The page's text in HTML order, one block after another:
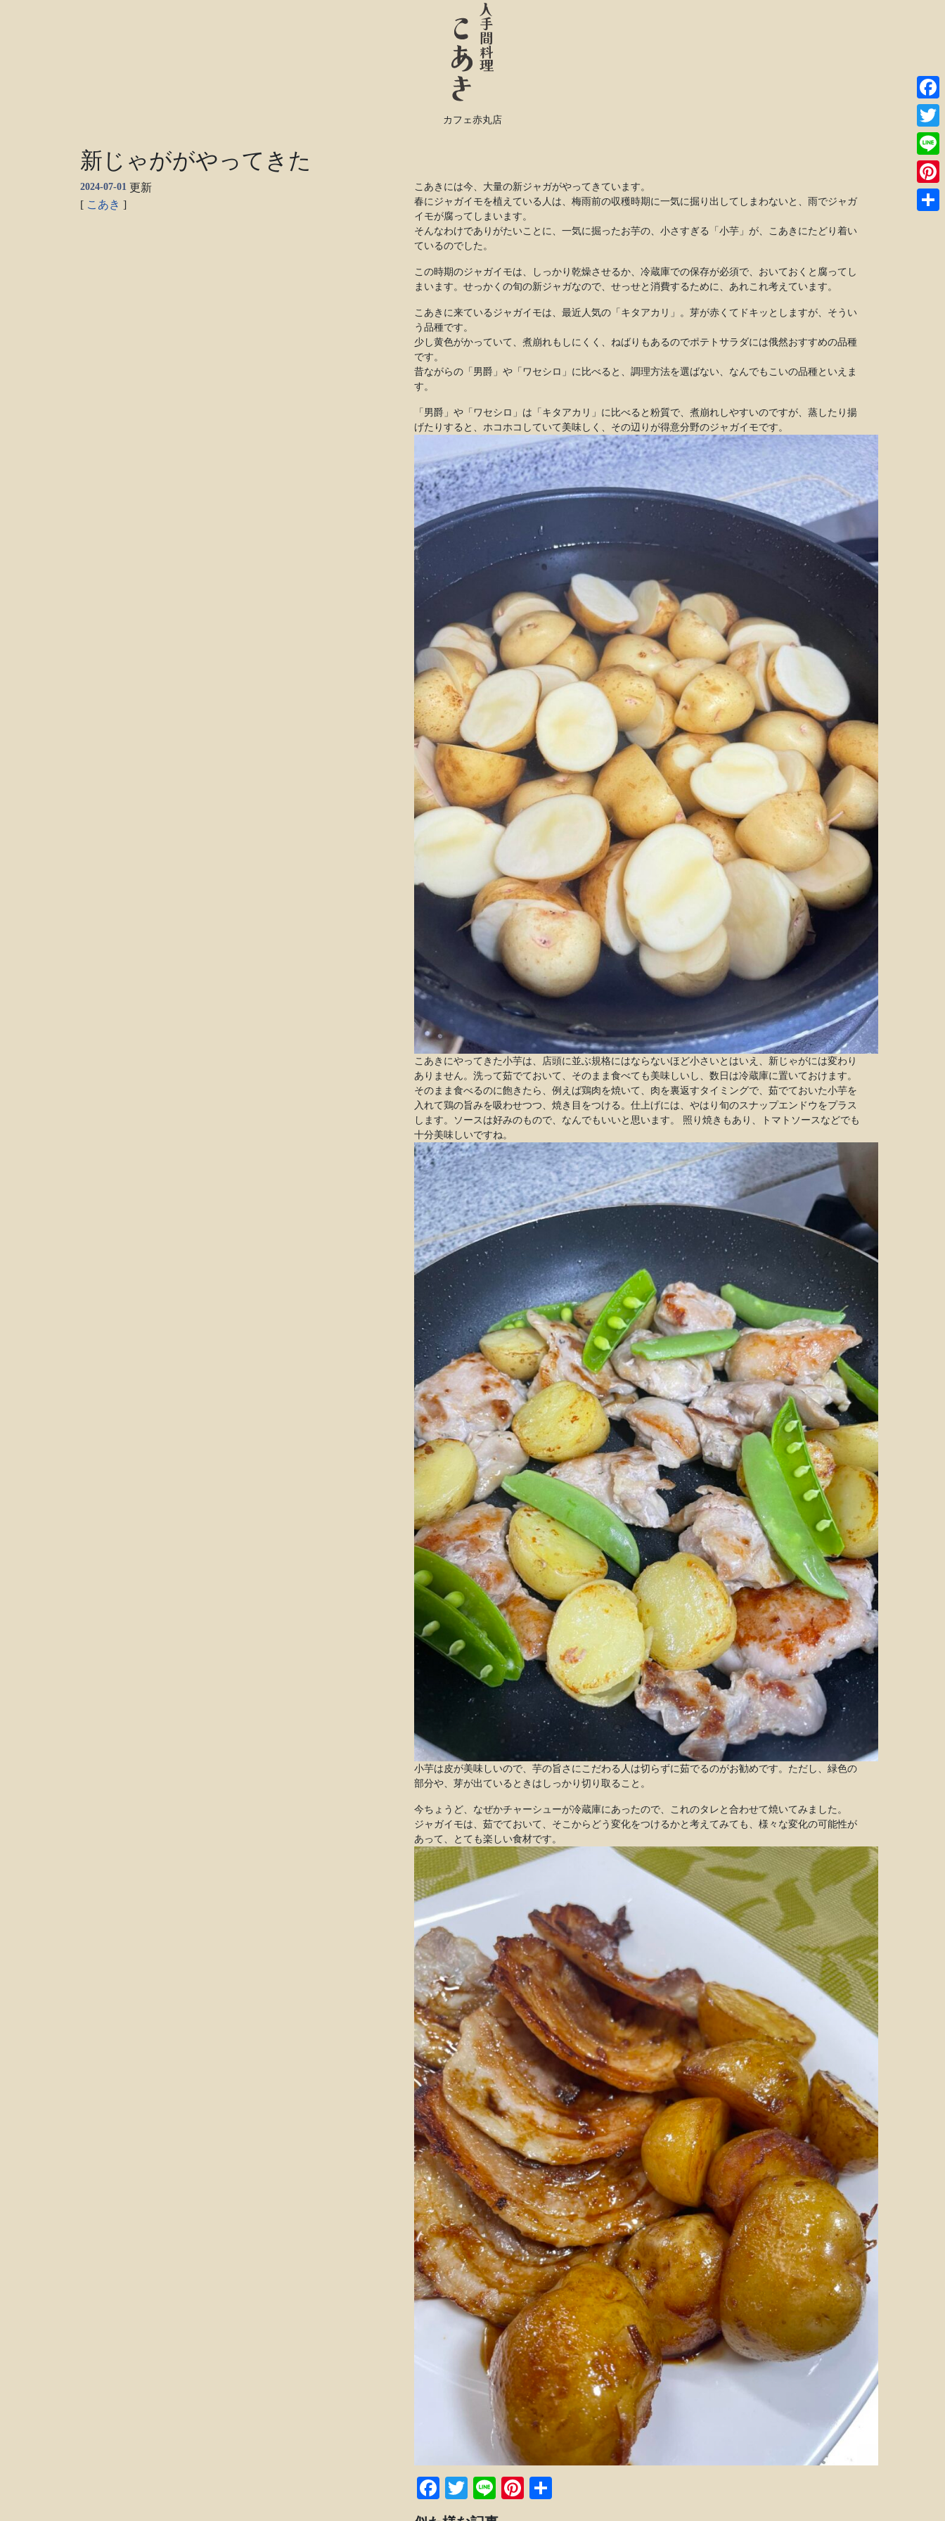
カフェ赤丸店
新じゃががやってきた
2024-07-01 更新
[ こあき ]
こあきには今、大量の新ジャガがやってきています。
春にジャガイモを植えている人は、梅雨前の収穫時期に一気に掘り出してしまわないと、雨でジャガ
イモが腐ってしまいます。
そんなわけでありがたいことに、一気に掘ったお芋の、小さすぎる「小芋」が、こあきにたどり着い
ているのでした。
この時期のジャガイモは、しっかり乾燥させるか、冷蔵庫での保存が必須で、おいておくと腐ってし
まいます。せっかくの旬の新ジャガなので、せっせと消費するために、あれこれ考えています。
こあきに来ているジャガイモは、最近人気の「キタアカリ」。芽が赤くてドキッとしますが、そうい
う品種です。
少し黄色がかっていて、煮崩れもしにくく、ねばりもあるのでポテトサラダには俄然おすすめの品種
です。
昔ながらの「男爵」や「ワセシロ」に比べると、調理方法を選ばない、なんでもこいの品種といえま
す。
「男爵」や「ワセシロ」は「キタアカリ」に比べると粉質で、煮崩れしやすいのですが、蒸したり揚
げたりすると、ホコホコしていて美味しく、その辺りが得意分野のジャガイモです。
こあきにやってきた小芋は、店頭に並ぶ規格にはならないほど小さいとはいえ、新じゃがには変わり
ありません。洗って茹でておいて、そのまま食べても美味しいし、数日は冷蔵庫に置いておけます。
そのまま食べるのに飽きたら、例えば鶏肉を焼いて、肉を裏返すタイミングで、茹でておいた小芋を
入れて鶏の旨みを吸わせつつ、焼き目をつける。仕上げには、やはり旬のスナップエンドウをプラス
します。ソースは好みのもので、なんでもいいと思います。 照り焼きもあり、トマトソースなどでも
十分美味しいですね。
小芋は皮が美味しいので、芋の旨さにこだわる人は切らずに茹でるのがお勧めです。ただし、緑色の
部分や、芽が出ているときはしっかり切り取ること。
今ちょうど、なぜかチャーシューが冷蔵庫にあったので、これのタレと合わせて焼いてみました。
ジャガイモは、茹でておいて、そこからどう変化をつけるかと考えてみても、様々な変化の可能性が
あって、とても楽しい食材です。
Facebook
TwitterLinePinterest
Line